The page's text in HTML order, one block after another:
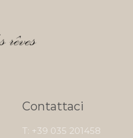
Contattaci
T: +39 035 201458